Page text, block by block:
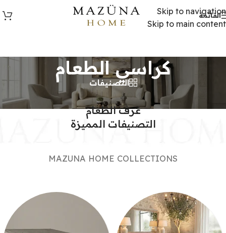
Skip to navigation
Skip to main content
القائمة
كراسي الطعام
التصنيفات
MAZUNA HOME
غرف الطعام
التصنيفات المميزة
MAZUNA HOME COLLECTIONS